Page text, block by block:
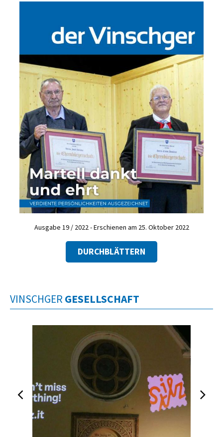
Ausgabe 19 / 2022 - Erschienen am 25. Oktober 2022
DURCHBLÄTTERN
VINSCHGER GESELLSCHAFT